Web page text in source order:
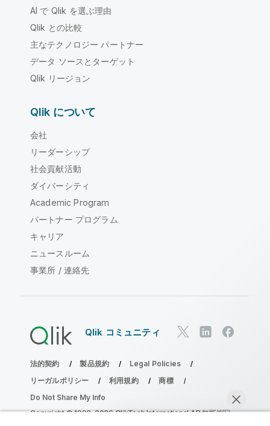
AI で Qlik を選ぶ理由
Qlik との比較
主なテクノロジー パートナー
データ ソースとターゲット
Qlik リージョン
Qlik について
会社
リーダーシップ
社会貢献活動
ダイバーシティ
Academic Program
パートナー プログラム
キャリア
ニュースルーム
事業所 / 連絡先
Qlik コミュニティ
法的契約 製品規約
Legal Policies
リーガルポリシー
利用規約
商標
Do Not Share My Info
Copyright © 1993-2026 QlikTech International AB.無断複写・